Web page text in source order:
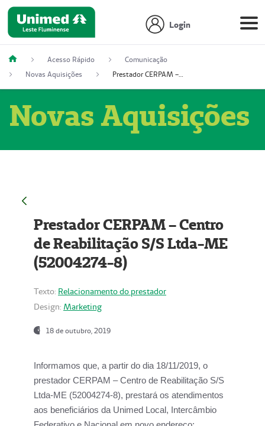
Login
Acesso Rápido
Comunicação
Novas Aquisições
Prestador CERPAM – Centro de Reabilitação S/S Ltda-ME (52004274-8)
Novas Aquisições
Prestador CERPAM – Centro
de Reabilitação S/S Ltda-ME
(52004274-8)
Texto: Relacionamento do prestador
Design: Marketing
18 de outubro, 2019
Informamos que, a partir do dia 18/11/2019, o
prestador CERPAM – Centro de Reabilitação S/S
Ltda-ME (52004274-8), prestará os atendimentos
aos beneficiários da Unimed Local, Intercâmbio